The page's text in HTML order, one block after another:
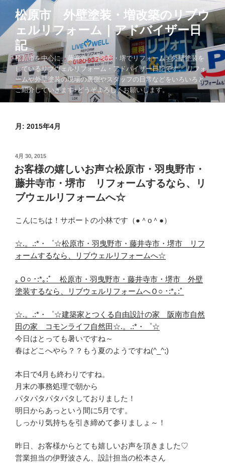
テ
ツ
へ
キ
ッ
松原市 外壁塗装・増改築のリブウ
ェルリフォーム｜アドバイザー日
記
松原市を中心に、藤井寺・羽曳野・堺でリフォーム・外壁塗装を
しているリブウェルリフォーム・アドバイザー日記です。 リフォ
ームや外壁塗装の現場の裏側やスタッフの日常などをいろいろと
ご紹介していきます♪どうぞよろしくお願いします。
月: 2015年4月
投
稿
日:
4月 30, 2015
お客様の嬉しいお声☆松原市・羽曳野市・
藤井寺市・堺市 リフォームするなら、リ
ブウェルリフォームへ☆
こんにちは！サポートの小林です（●＾o＾●）
☆.。.:*・゜☆松原市・羽曳野市・藤井寺市・堺市 リフ
ォームするなら、リブウェルリフォームへ☆
｡Ｏ○ ･:*｡:ﾟ 松原市・羽曳野市・藤井寺市・堺市 外壁
塗装するなら、リブウェルリフォームへＯ○ ･:*｡:ﾟ
☆.。.:*・゜☆建築家とつくる自由設計の家 阪南市自然
田の家 コモンライフ自然田☆.。.:*・゜☆
今日はとっても暑いですね～
春はどこへやら？？もう夏のようですね(^_^;)
本日で4月も終わりですね。
月末の事務処理で朝から
パタパタパタパタしておりました！
明日からあっという間に5月です。
しっかり気持ちを引き締めて参りましょ～！
昨日、お客様からとても嬉しいお声を頂きました♡
営業担当の伊野波さん、設計担当の松本さん